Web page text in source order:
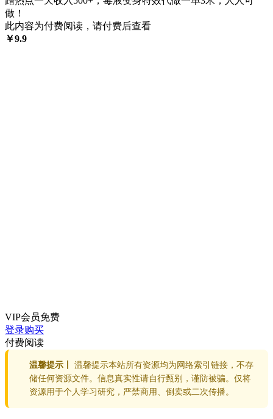
做！
此内容为付费阅读，请付费后查看
￥9.9
VIP会员免费
登录购买
付费阅读
温馨提示丨
温馨提示本站所有资源均为网络索引链接，不存
储任何资源文件。信息真实性请自行甄别，谨防被骗。仅将
资源用于个人学习研究，严禁商用、倒卖或二次传播。